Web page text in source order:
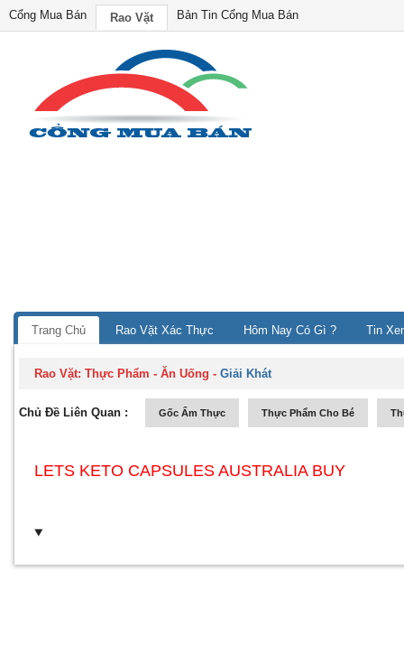
Cổng Mua Bán Rao Vặt Bản Tin Cổng Mua Bán
Trang Chủ Rao Vặt Xác Thực Hôm Nay Có Gì ? Tin
Rao Vặt:Thực Phẩm - Ăn Uống -Giải Khát
Chủ Đề Liên Quan : Gốc Ẩm Thực Thực Phẩm Cho Bé
LETS KETO CAPSULES AUSTRALIA BUY